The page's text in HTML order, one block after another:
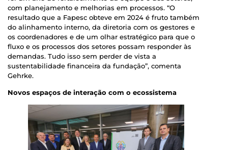
com planejamento e melhorias em processos. “O
resultado que a Fapesc obteve em 2024 é fruto também
do alinhamento interno, da diretoria com os gestores e
os coordenadores e de um olhar estratégico para que o
fluxo e os processos dos setores possam responder às
demandas. Tudo isso sem perder de vista a
sustentabilidade financeira da fundação”, comenta
Gehrke.
Novos espaços de interação com o ecossistema